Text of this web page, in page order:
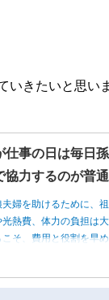
いきたいと思い
仕事の日は毎日
協力するのが普
夫婦を助けるために、
光熱費、体力の負担は
そ、費用と役割を早